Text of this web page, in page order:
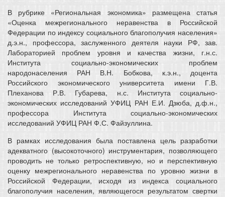
В рубрике «Региональная экономика» размещена статья
«Оценка межрегионального неравенства в Российской
Федерации по индексу социального благополучия населения»
д.э.н., профессора, заслуженного деятеля науки РФ, зав.
Лабораторией проблем уровня и качества жизни, г.н.с.
Института социально-экономических проблем
народонаселения РАН В.Н. Бобкова, к.э.н., доцента
Российского экономического университета имени Г.В.
Плеханова Р.В. Губарева, н.с. Института социально-
экономических исследований УФИЦ РАН Е.И. Дзюба, д.ф.н.,
профессора Института социально-экономических
исследований УФИЦ РАН Ф.С. Файзуллина.
В рамках исследования была поставлена цель разработки
адекватного (высокоточного) инструментария, позволяющего
проводить не только ретроспективную, но и перспективную
оценку межрегионального неравенства по уровню жизни в
Российской Федерации, исходя из индекса социального
благополучия населения, являющегося результатом свертки